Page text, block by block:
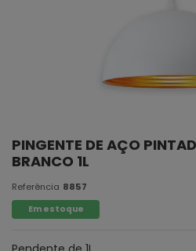
PINGENTE DE AÇO
BRANCO 1L
Referência 8857
Em estoque